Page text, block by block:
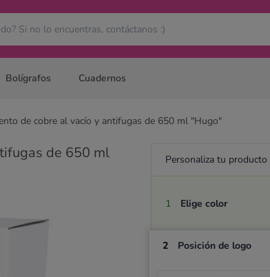
Bolígrafos Cuadernos
de cobre al vacío y antifugas de 650 ml "Hugo"
de 650 ml
Personaliza tu producto
1 Elige color
2 Posición de logo